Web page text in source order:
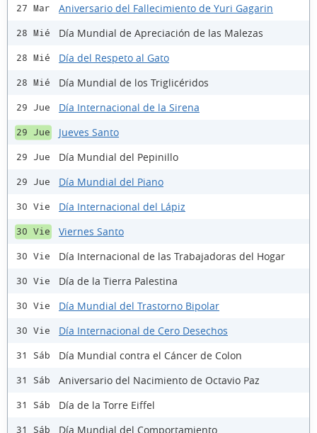
27 Mar Aniversario del Fallecimiento de Yuri Gagarin
28 Mié Día Mundial de Apreciación de las Malezas
28 Mié Día del Respeto al Gato
28 Mié Día Mundial de los Triglicéridos
29 Jue Día Internacional de la Sirena
29 Jue Jueves Santo
29 Jue Día Mundial del Pepinillo
29 Jue Día Mundial del Piano
30 Vie Día Internacional del Lápiz
30 Vie Viernes Santo
30 Vie Día Internacional de las Trabajadoras del Hogar
30 Vie Día de la Tierra Palestina
30 Vie Día Mundial del Trastorno Bipolar
30 Vie Día Internacional de Cero Desechos
31 Sáb Día Mundial contra el Cáncer de Colon
31 Sáb Aniversario del Nacimiento de Octavio Paz
31 Sáb Día de la Torre Eiffel
31 Sáb Día Mundial del Comportamiento